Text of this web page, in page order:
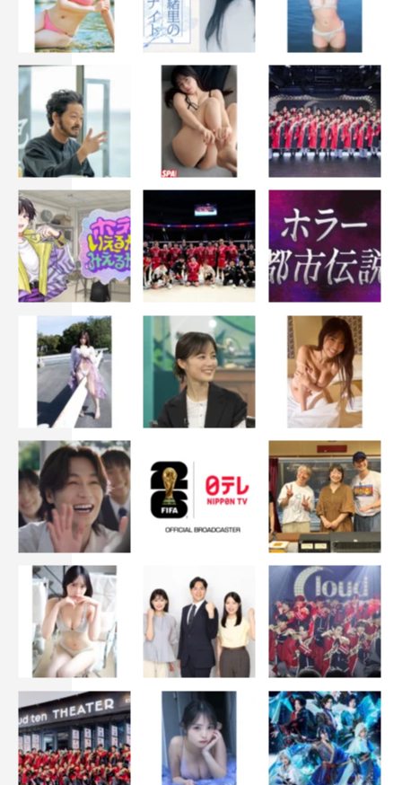
知英
in 映画「DCスーパーヒーローズ VS 鷹の爪団」
上田竜也＆バナナマン
in『～爆走！ガチンコラーメン屋台』
Sexy Zone連載
佐藤勝利＆中島健人
（新）『トットちゃん！』連載
清野菜名＆松下奈緒
けやき坂46
in『Re：Mind』
森川葵＆北村匠海＆佐藤寛太
in 映画「恋と嘘」
TEAM NACS連載
森崎博之
好評連載
『宇宙戦隊キュウレンジャー』
TVお仕事人
KIKCHY FACTORY
『仮面ライダービルド』
たくきよしみつのちゃんと見てるよ
YOU「三代先までの恥」
ジャンル別解説
『おんな城主 直虎』